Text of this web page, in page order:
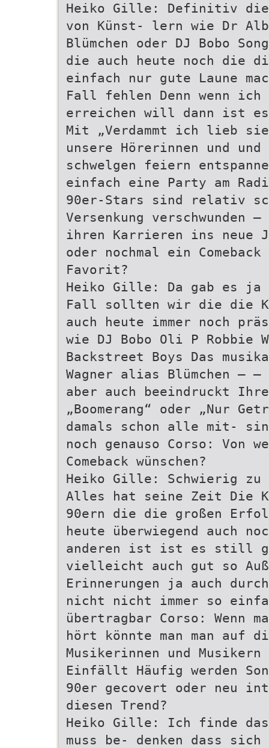
Heiko Gille: Definitiv die
von Künst- lern wie Dr
Blümchen oder DJ Bobo
die auch heute noch die
einfach nur gute Laune
Fall fehlen Denn wenn ich
erreichen will dann ist
Mit „Verdammt ich lieb
unsere Hörerinnen und
schwelgen feiern
einfach eine Party am
90er-Stars sind relativ
Versenkung
ihren Karrieren ins neue
oder nochmal ein
Favorit?
Heiko Gille: Da gab es
Fall sollten wir die die
auch heute immer noch
wie DJ Bobo Oli P Robbie
Backstreet Boys Das
Wagner alias Blümchen –
aber auch beeindruckt
„Boomerang“ oder „Nur
damals schon alle mit-
noch genauso Corso: Von
Comeback wünschen?
Heiko Gille: Schwierig zu
Alles hat seine Zeit Die
90ern die die großen
heute überwiegend auch
anderen ist ist es still
vielleicht auch gut so
Erinnerungen ja auch
nicht nicht immer so
übertragbar Corso: Wenn
hört könnte man man auf
Musikerinnen und
Einfällt Häufig werden
90er gecovert oder neu
diesen Trend?
Heiko Gille: Ich finde
muss be- denken dass